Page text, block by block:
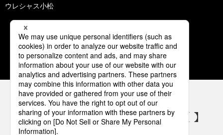
ウレシャス小松
1 2 3 4 5
パナソニックの電気設備 SNSアカウント